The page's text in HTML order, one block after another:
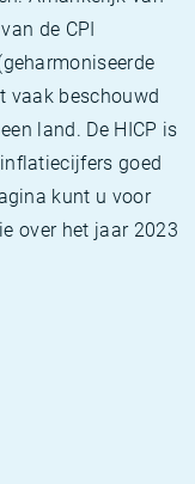
de CPI
vaak beschouwd
land. De HICP is
goed
kunt u voor
over het jaar 2023